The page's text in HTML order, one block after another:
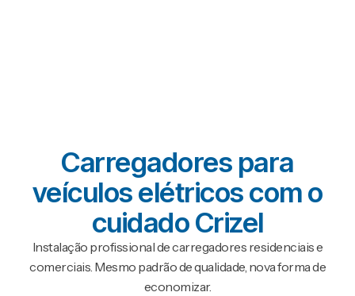
Carregadores para
veículos elétricos com o
cuidado Crizel
Instalação profissional de carregadores residenciais e
comerciais. Mesmo padrão de qualidade, nova forma de
economizar.